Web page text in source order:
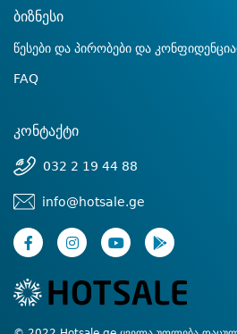
ბიზნესი
წესები და პირობები და
FAQ
კონტაქტი
032 2 19 44 88
info@hotsale.ge